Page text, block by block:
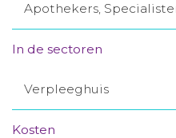
Apothekers,
In de sectoren
Verpleeghuis
Kosten